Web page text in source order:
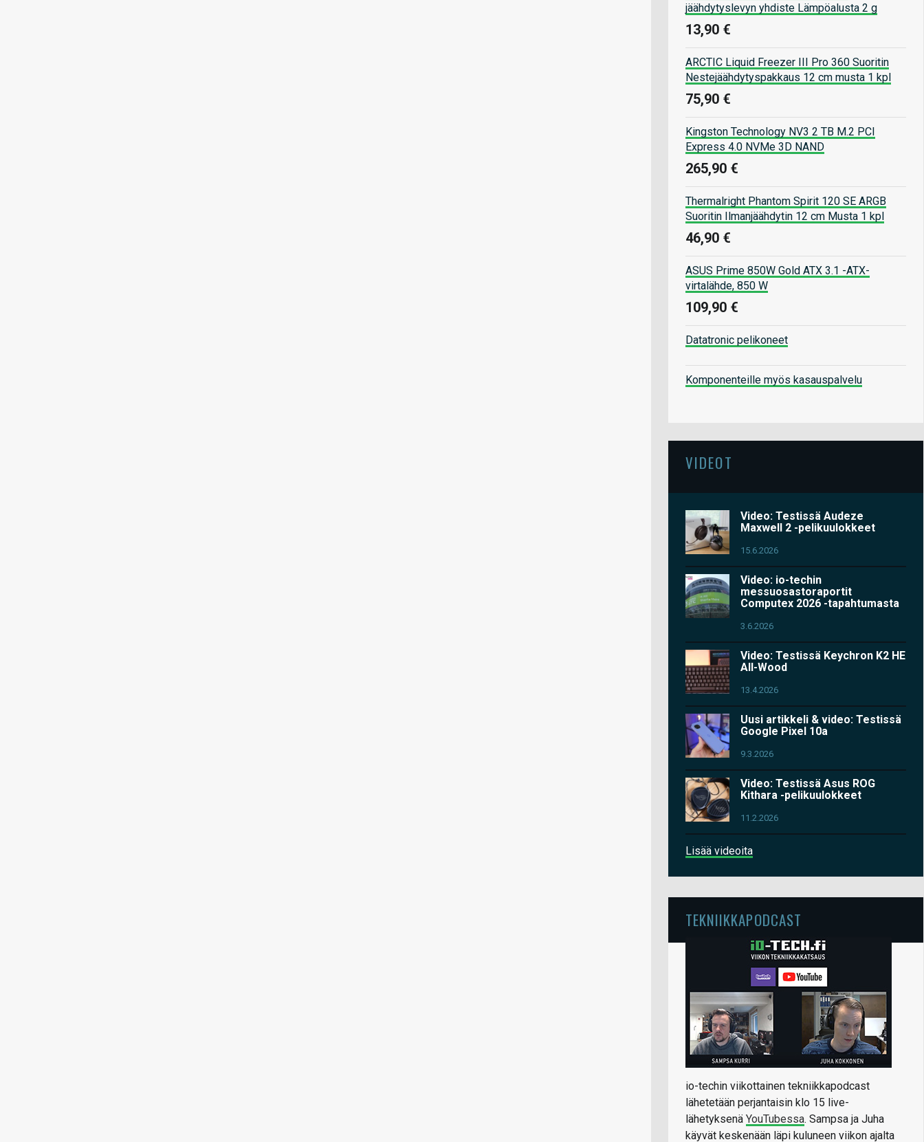
jäähdytyslevyn yhdiste Lämpöalusta 2 g
13,90 €
ARCTIC Liquid Freezer III Pro 360 Suoritin
Nestejäähdytyspakkaus 12 cm musta 1 kpl
75,90 €
Kingston Technology NV3 2 TB M.2 PCI
Express 4.0 NVMe 3D NAND
265,90 €
Thermalright Phantom Spirit 120 SE ARGB
Suoritin Ilmanjäähdytin 12 cm Musta 1 kpl
46,90 €
ASUS Prime 850W Gold ATX 3.1 -ATX-
virtalähde, 850 W
109,90 €
Datatronic pelikoneet
Komponenteille myös kasauspalvelu
VIDEOT
Video: Testissä Audeze
Maxwell 2 -pelikuulokkeet
15.6.2026
Video: io-techin
messuosastoraportit
Computex 2026 -tapahtumasta
3.6.2026
Video: Testissä Keychron K2 HE
All-Wood
13.4.2026
Uusi artikkeli & video: Testissä
Google Pixel 10a
9.3.2026
Video: Testissä Asus ROG
Kithara -pelikuulokkeet
11.2.2026
Lisää videoita
TEKNIIKKAPODCAST
io-techin viikottainen tekniikkapodcast
lähetetään perjantaisin klo 15 live-
lähetyksenä YouTubessa. Sampsa ja Juha
käyvät keskenään läpi kuluneen viikon ajalta